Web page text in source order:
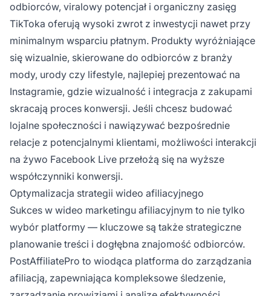
odbiorców, viralowy potencjał i organiczny zasięg
TikToka oferują wysoki zwrot z inwestycji nawet przy
minimalnym wsparciu płatnym. Produkty wyróżniające
się wizualnie, skierowane do odbiorców z branży
mody, urody czy lifestyle, najlepiej prezentować na
Instagramie, gdzie wizualność i integracja z zakupami
skracają proces konwersji. Jeśli chcesz budować
lojalne społeczności i nawiązywać bezpośrednie
relacje z potencjalnymi klientami, możliwości interakcji
na żywo Facebook Live przełożą się na wyższe
współczynniki konwersji.
Optymalizacja strategii wideo afiliacyjnego
Sukces w wideo marketingu afiliacyjnym to nie tylko
wybór platformy — kluczowe są także strategiczne
planowanie treści i dogłębna znajomość odbiorców.
PostAffiliatePro to wiodąca platforma do zarządzania
afiliacją, zapewniająca kompleksowe śledzenie,